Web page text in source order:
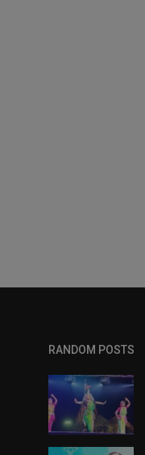
RANDOM POSTS